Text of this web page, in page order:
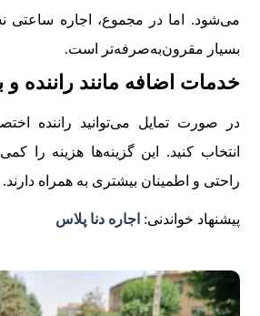
می‌شود. اما در مجموع، اجاره ساعتی
بسیار مقرون‌به‌صرفه‌تر است.
خدمات اضافه مانند راننده و
در صورت تمایل می‌توانید راننده
انتخاب کنید. این گزینه‌ها هزینه را
راحتی و اطمینان بیشتری به همراه دارند.
پیشنهاد خواندنی: اجاره دنا پلاس